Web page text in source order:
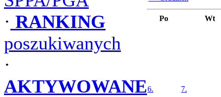
· RANKING
poszukiwanych
·
AKTYWOWANE
Po Wt
6.
7.